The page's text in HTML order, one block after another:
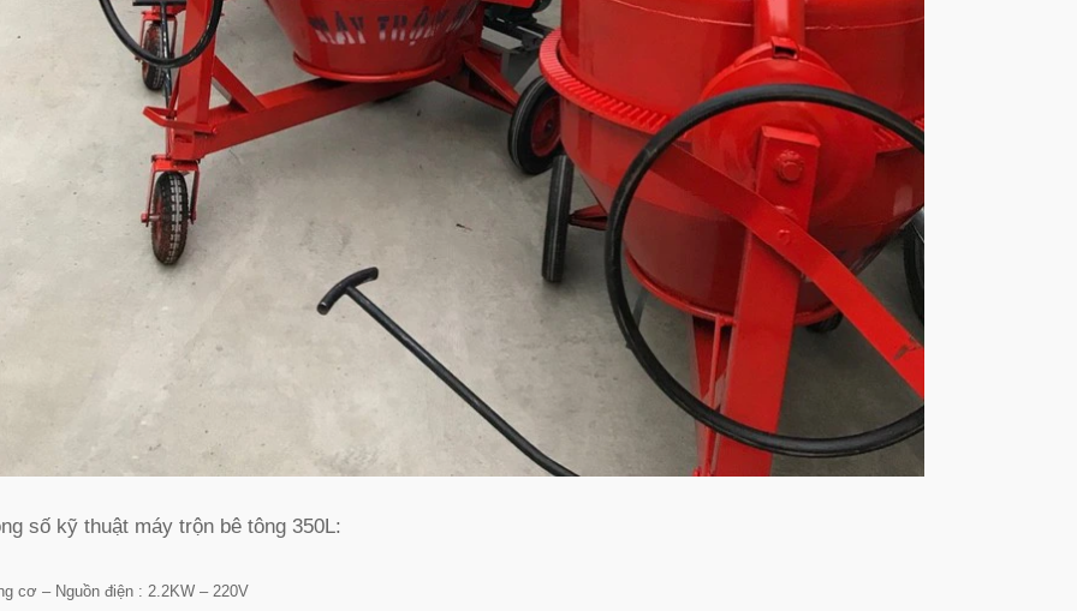
số kỹ thuật máy trộn bê tông 350L:
cơ – Nguồn điện : 2.2KW – 220V